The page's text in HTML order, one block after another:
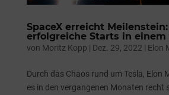
SpaceX erreicht
erfolgreiche Starts in einem
von Moritz Kopp | Dez. 29, 2022 | Elon
Durch das Chaos rund um Tesla, Elon
es in den vergangenen Monaten recht